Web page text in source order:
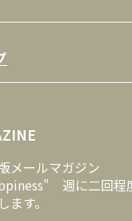
ブルーレイ
取引法
バシーポリシー
ポリシー
ア・ライブラリー
メールマガジン
週に二回程
す。